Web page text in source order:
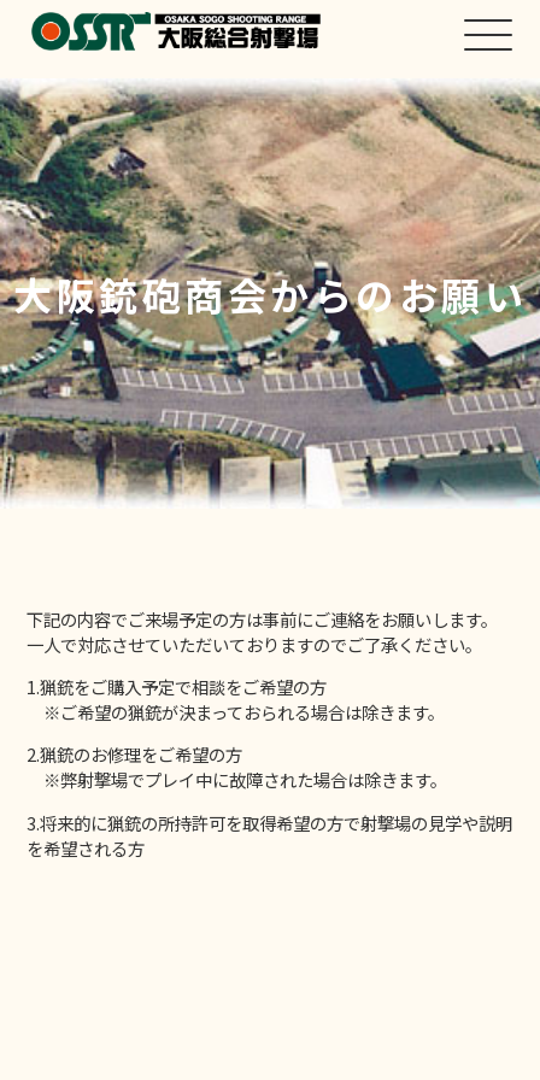
大阪銃砲商会からのお願い
下記の内容でご来場予定の方は事前にご連絡をお願いします。
一人で対応させていただいておりますのでご了承ください。
1.猟銃をご購入予定で相談をご希望の方
※ご希望の猟銃が決まっておられる場合は除きます。
2.猟銃のお修理をご希望の方
※弊射撃場でプレイ中に故障された場合は除きます。
3.将来的に猟銃の所持許可を取得希望の方で射撃場の見学や説明
を希望される方